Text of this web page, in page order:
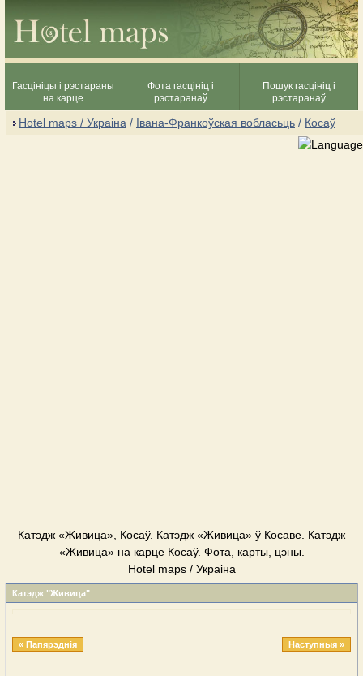
Гасцініцы і рэстараны
на карце
Фота гасцініц і
рэстаранаў
Пошук гасцініц і
рэстаранаў
Hotel maps / Украіна / Івана-Франкоўская вобласьць / Косаў
Катэдж «Живица», Косаў. Катэдж «Живица» ў Косаве. Катэдж
«Живица» на карце Косаў. Фота, карты, цэны.
Hotel maps / Украіна
Катэдж "Живица"
« Папярэднія Наступныя »